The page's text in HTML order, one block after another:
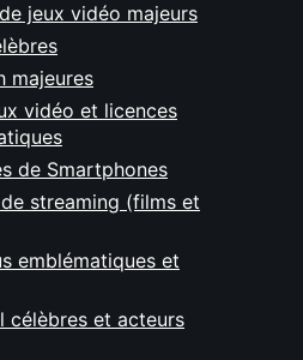
jeux vidéo majeurs
majeures
vidéo et licences
de Smartphones
streaming (films et
emblématiques et
célèbres et acteurs